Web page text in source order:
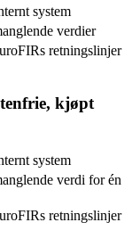
system
verdier
retningslinjer
kjøpt
system
verdi for én
retningslinjer